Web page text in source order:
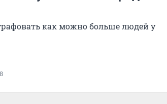
как можно больше людей у
8